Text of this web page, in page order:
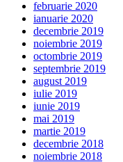
februarie 2020
ianuarie 2020
decembrie 2019
noiembrie 2019
octombrie 2019
septembrie 2019
august 2019
iulie 2019
iunie 2019
mai 2019
martie 2019
decembrie 2018
noiembrie 2018